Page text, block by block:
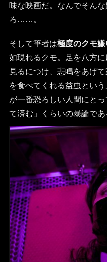
味な映画だ。なんでそん
ろ……。
そして筆者は極度のクモ嫌
如現れるクモ。足を八方
見るにつけ、悲鳴をあげ
を食べてくれる益虫とい
が一番恐ろしい人間にと
て済む」くらいの暴論であ